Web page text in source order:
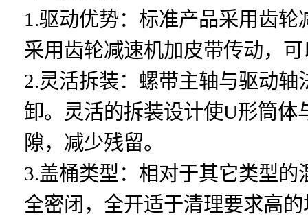
1.驱动优势：标准产品采用齿
采用齿轮减速机加皮带传动，
2.灵活拆装：螺带主轴与驱动
卸。灵活的拆装设计使U形筒
隙，减少残留。
3.盖桶类型：相对于其它类型
全密闭，全开适于清理要求高